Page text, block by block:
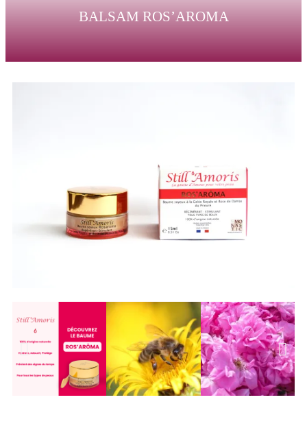
BALSAM ROS’AROMA